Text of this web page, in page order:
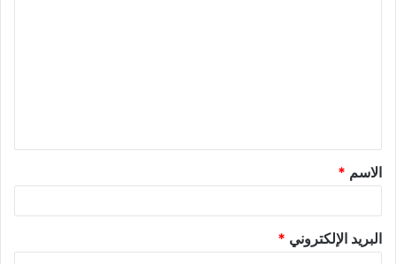
الاسم *
البريد الإلكتروني *